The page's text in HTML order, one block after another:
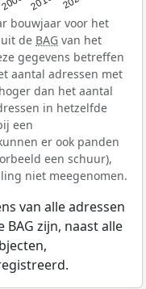
bouwjaar voor het
de BAG van het
gegevens betreffen
aantal adressen met
dan het aantal
in hetzelfde
een
er ook panden
een schuur),
niet meegenomen.
van alle adressen
zijn, naast alle